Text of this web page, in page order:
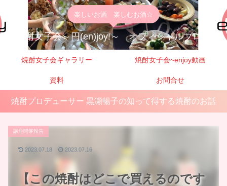
楽しいお酒 楽しむお酒☆
焼酎女子会～円(en)joy!～ オフィシャルブログ
焼酎女子会ギャラリー 焼酎女子会~enjoy動画
資料 お問合せ
焼酎プロデューサー 黒瀬暢子の知って得する焼酎のお話
【この焼酎はどこで買えるのです
講座開催報告
2023.07.18 2023.07.16